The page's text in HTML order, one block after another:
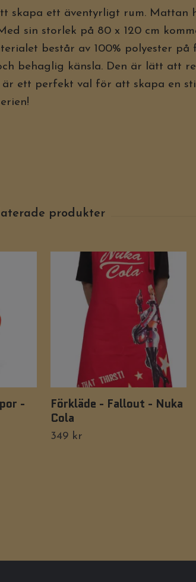
skapa ett äventyrligt rum. Mattan
sin storlek på 80 x 120 cm
består av 100% polyester på
behaglig känsla. Den är lätt att
ett perfekt val för att skapa en
-
Förkläde - Fallout - Nuka
Cola
349 kr